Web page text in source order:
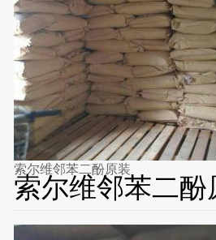
索尔维邻苯二酚原装
索尔维邻苯二酚